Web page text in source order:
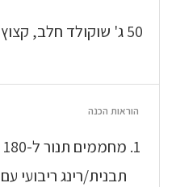
50 ג' שוקולד חלב, קצוץ גס
הוראות הכנה